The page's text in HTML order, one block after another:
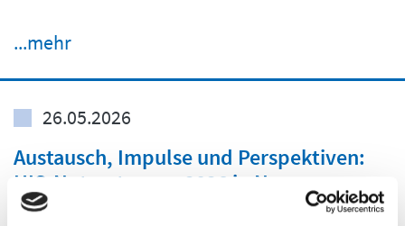
...mehr
26.05.2026
Austausch, Impulse und Perspektiven:
HIS-Nutzertagung 2026 in Neuss